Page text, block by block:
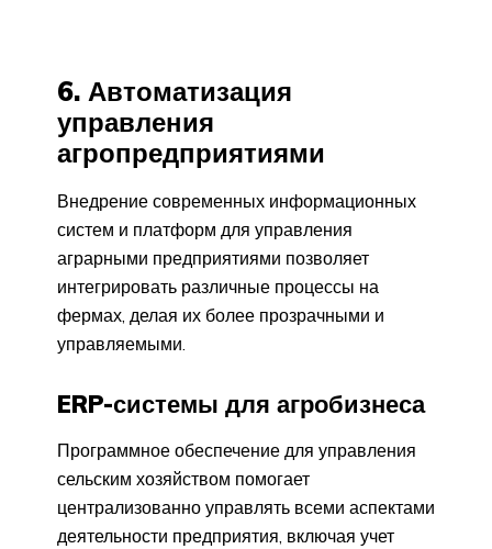
6. Автоматизация
управления
агропредприятиями
Внедрение современных информационных
систем и платформ для управления
аграрными предприятиями позволяет
интегрировать различные процессы на
фермах, делая их более прозрачными и
управляемыми.
ERP-системы для агробизнеса
Программное обеспечение для управления
сельским хозяйством помогает
централизованно управлять всеми аспектами
деятельности предприятия, включая учет